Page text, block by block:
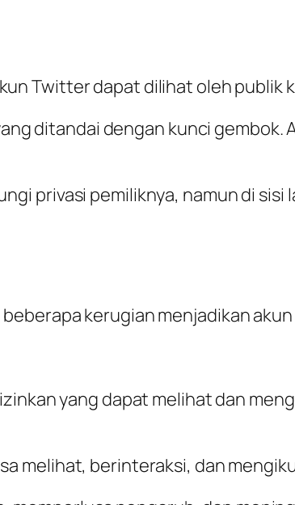
Twitter dapat dilihat oleh publik
ditandai dengan kunci gembok.
privasi pemiliknya, namun di sisi
kerugian menjadikan akun
yang dapat melihat dan
melihat, berinteraksi, dan